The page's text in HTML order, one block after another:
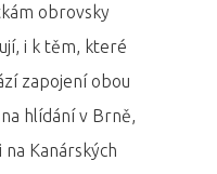
obrovsky
i k těm, které
zapojení obou
hlídání v Brně,
na Kanárských